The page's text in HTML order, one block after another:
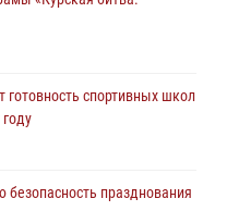
спортивных школ
безопасность празднования